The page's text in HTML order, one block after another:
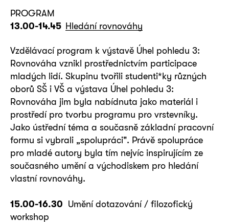
PROGRAM
13.00-14.45 Hledání rovnováhy
Vzdělávací program k výstavě Úhel pohledu 3:
Rovnováha vznikl prostřednictvím participace
mladých lidí. Skupinu tvořili studenti*ky různých
oborů SŠ i VŠ a výstava Úhel pohledu 3:
Rovnováha jim byla nabídnuta jako materiál i
prostředí pro tvorbu programu pro vrstevníky.
Jako ústřední téma a současně základní pracovní
formu si vybrali „spolupráci". Právě spolupráce
pro mladé autory byla tím nejvíc inspirujícím ze
současného umění a východiskem pro hledání
vlastní rovnováhy.
15.00-16.30 Umění dotazování / filozofický
workshop